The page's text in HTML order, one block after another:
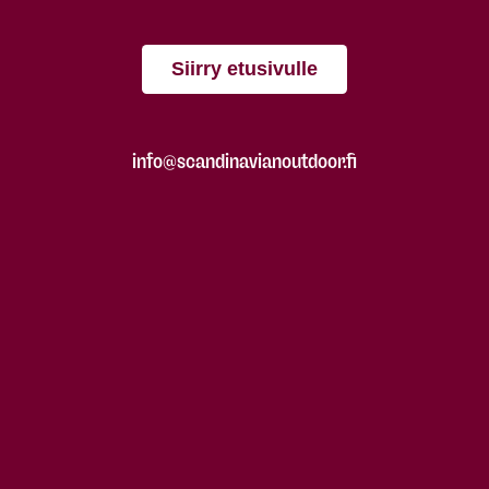
Siirry etusivulle
info@scandinavianoutdoor.fi